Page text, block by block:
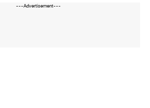
---Advertisement---